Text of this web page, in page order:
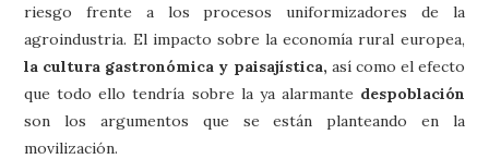
riesgo frente a los procesos uniformizadores de la
agroindustria. El impacto sobre la economía rural europea,
la cultura gastronómica y paisajística, así como el efecto
que todo ello tendría sobre la ya alarmante despoblación
son los argumentos que se están planteando en la
movilización.